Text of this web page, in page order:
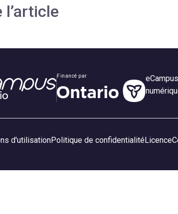
l’article
Financé par
d'utilisationPolitique de confidentialitéLicence